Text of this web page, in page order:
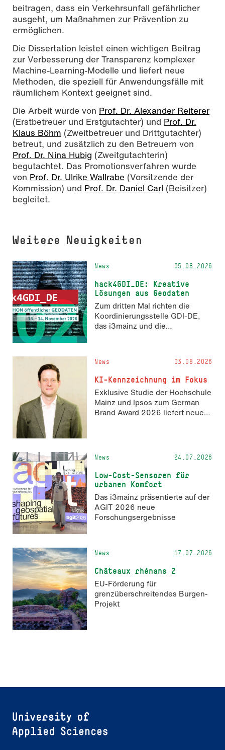
beitragen, dass ein Verkehrsunfall gefährlicher
ausgeht, um Maßnahmen zur Prävention zu
ermöglichen.
Die Dissertation leistet einen wichtigen Beitrag
zur Verbesserung der Transparenz komplexer
Machine-Learning-Modelle und liefert neue
Methoden, die speziell für Anwendungsfälle mit
räumlichem Kontext geeignet sind.
Die Arbeit wurde von Prof. Dr. Alexander Reiterer
(Erstbetreuer und Erstgutachter) und Prof. Dr.
Klaus Böhm (Zweitbetreuer und Drittgutachter)
betreut, und zusätzlich zu den Betreuern von
Prof. Dr. Nina Hubig (Zweitgutachterin)
begutachtet. Das Promotionsverfahren wurde
von Prof. Dr. Ulrike Wallrabe (Vorsitzende der
Kommission) und Prof. Dr. Daniel Carl (Beisitzer)
begleitet.
Weitere Neuigkeiten
News 05.08.2026
hack4GDI_DE: Kreative
Lösungen aus Geodaten
Zum dritten Mal richten die
Koordinierungsstelle GDI-DE,
das i3mainz und die
und 14. November 2026 den
Hackathon hack4GDI_DE an der
Hochschule Mainz aus. Die
Anmeldung ist geöffnet und bis
zum 2. Oktober 2026 möglich.
News 03.08.2026
KI-Kennzeichnung im Fokus
Exklusive Studie der Hochschule
Mainz und Ipsos zum German
Brand Award 2026 liefert neue
News 24.07.2026
Low-Cost-Sensoren für
urbanen Komfort
Das i3mainz präsentierte auf der
AGIT 2026 neue
Forschungsergebnisse
News 17.07.2026
Châteaux rhénans 2
EU-Förderung für
grenzüberschreitendes Burgen-
Projekt